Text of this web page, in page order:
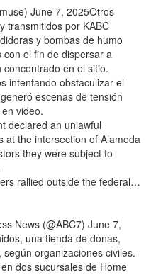
June 7, 2025Otros
transmitidos por KABC
y bombas de humo
el fin de dispersar a
en el sitio.
intentando obstaculizar el
escenas de tensión
video.
declared an unlawful
at the intersection of Alameda
they were subject to
rallied outside the federal…
News (@ABC7) June 7,
una tienda de donas,
organizaciones civiles.
dos sucursales de Home